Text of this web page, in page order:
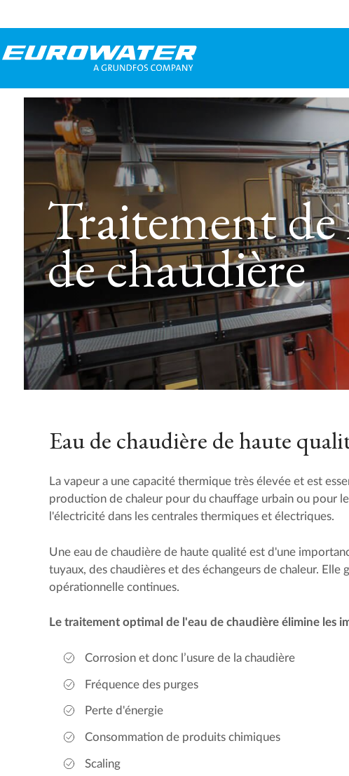
Traitement de
de chaudière
Eau de chaudière de haute
La vapeur a une capacité thermique très élevée et est
production de chaleur pour du chauffage urbain ou pour
l'électricité dans les centrales thermiques et électriques.
Une eau de chaudière de haute qualité est d'une
tuyaux, des chaudières et des échangeurs de chaleur.
opérationnelle continues.
Le traitement optimal de l'eau de chaudière élimine les
Corrosion et donc l’usure de la chaudière
Fréquence des purges
Perte d'énergie
Consommation de produits chimiques
Scaling